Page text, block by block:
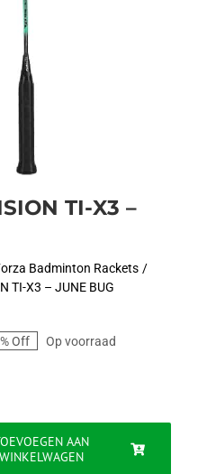
TI-X3 –
Badminton Rackets
TI-X3 – JUNE BUG
Off Op voorraad
AAN
WINKELWAGEN